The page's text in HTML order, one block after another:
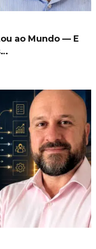
ao Mundo — E